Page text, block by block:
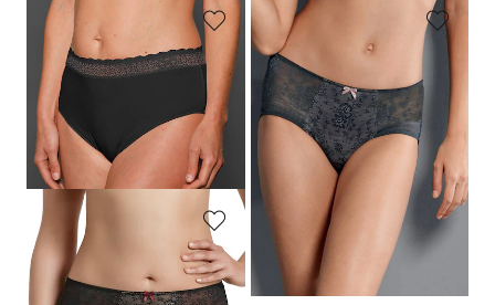
TRIUMPH
Tailleslip, set van 2
20,76 €
Laagste prijs van de afgelopen 30
dagen**: 25,95 €
ROSA FAIA
29,95 €
ROSA FAIA
Corrigerende tailleslip met kanten inzet
29,95 €